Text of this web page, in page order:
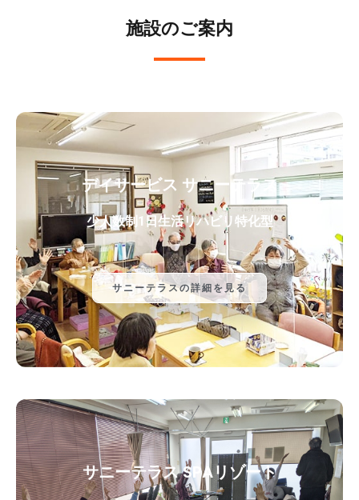
施設のご案内
デイサービス サニーテラス
少人数制1日生活リハビリ特化型
サニーテラスの詳細を見る
サニーテラス SPAリゾート